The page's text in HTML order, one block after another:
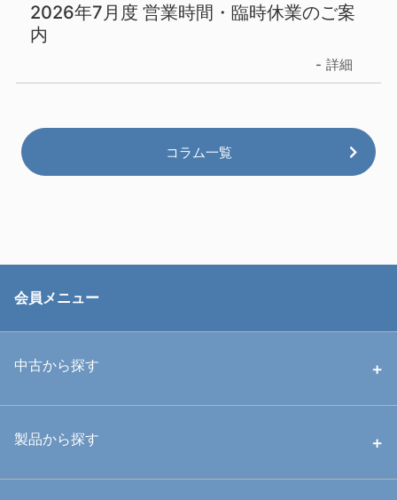
2026年7月度 営業時間・臨時休業のご案
内
詳細
コラム一覧
会員メニュー
中古から探す
中古ハウジング
製品から探す